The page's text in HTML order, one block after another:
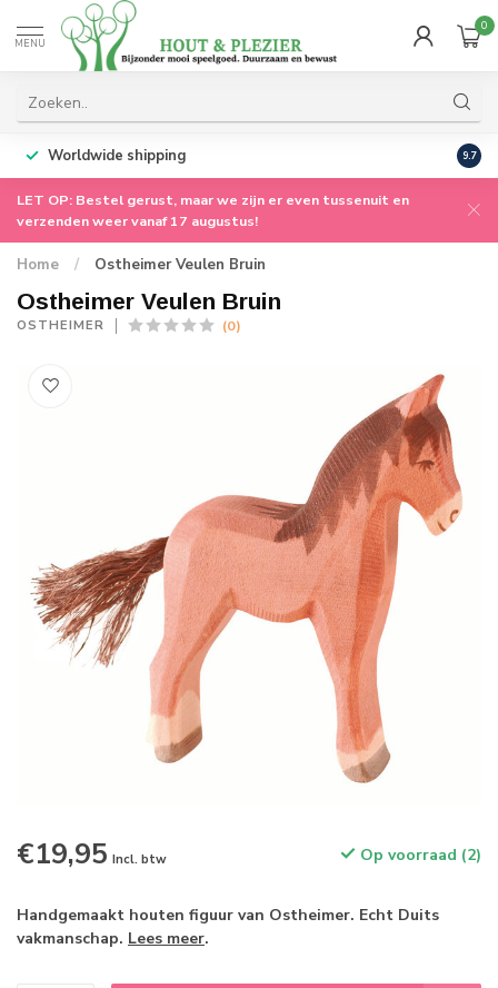
MENU
0
Worldwide shipping 9.7
LET OP: Bestel gerust, maar we zijn er even tussenuit en
verzenden weer vanaf 17 augustus!
Home / Ostheimer Veulen Bruin
Ostheimer Veulen Bruin
OSTHEIMER (0)
€19,95 Incl. btw Op voorraad (2)
Handgemaakt houten figuur van Ostheimer. Echt Duits
vakmanschap. Lees meer.